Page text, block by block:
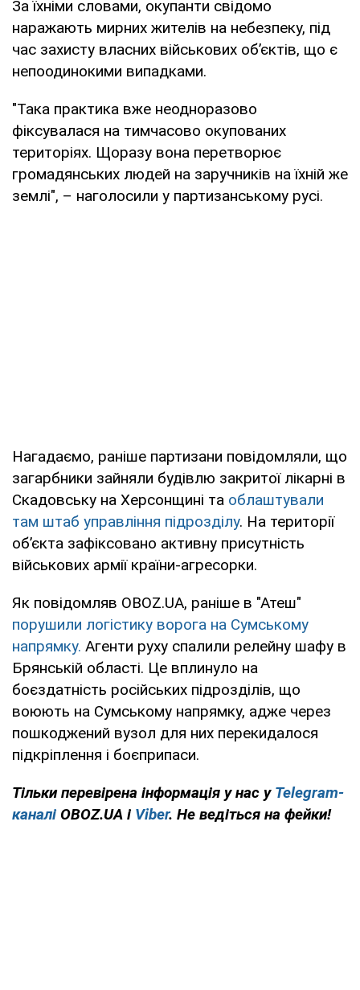
За їхніми словами, окупанти свідомо
наражають мирних жителів на небезпеку, під
час захисту власних військових об’єктів, що є
непоодинокими випадками.
"Така практика вже неодноразово
фіксувалася на тимчасово окупованих
територіях. Щоразу вона перетворює
громадянських людей на заручників на їхній же
землі", – наголосили у партизанському русі.
Нагадаємо, раніше партизани повідомляли, що
загарбники зайняли будівлю закритої лікарні в
Скадовську на Херсонщині та облаштували
там штаб управління підрозділу. На території
об’єкта зафіксовано активну присутність
військових армії країни-агресорки.
Як повідомляв OBOZ.UA, раніше в "Атеш"
порушили логістику ворога на Сумському
напрямку. Агенти руху спалили релейну шафу в
Брянській області. Це вплинуло на
боєздатність російських підрозділів, що
воюють на Сумському напрямку, адже через
пошкоджений вузол для них перекидалося
підкріплення і боєприпаси.
Тільки перевірена інформація у нас у Telegram-
каналі OBOZ.UA і Viber. Не ведіться на фейки!